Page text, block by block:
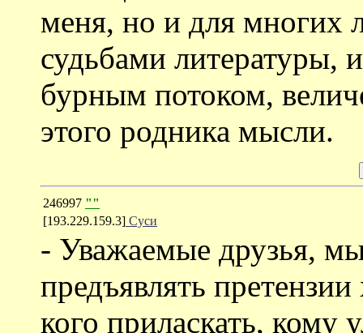
меня, но и для многих
судьбами литературы,
бурным потоком,
этого родника мысли.
246997 ""
[193.229.159.3] Суси
- Уважаемые друзья,
предъявлять
кого приласкать, кому